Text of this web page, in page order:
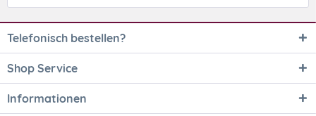
Telefonisch bestellen?
Shop Service
Informationen